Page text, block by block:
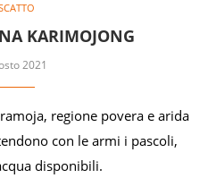
KARIMOJONG
2021
regione povera e arida
con le armi i pascoli,
disponibili.